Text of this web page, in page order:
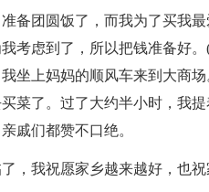
备团圆饭了，而我为了买我
考虑到了，所以把钱准备好
坐上妈妈的顺风车来到大商
菜了。过了大约半小时，我
戚们都赞不口绝。
，我祝愿家乡越来越好，也祝